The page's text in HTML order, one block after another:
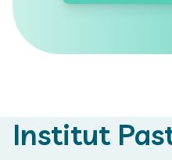
Institut